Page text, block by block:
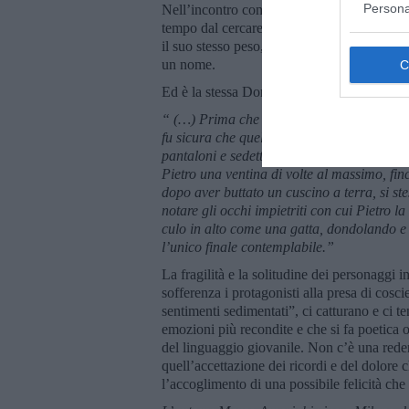
Nell’incontro con Dora, ”la ragazza che
tempo dal cercare la sua salvezza
il suo stesso peso, o fuggire da una
un nome.
Ed è la stessa Dora a destabilizzare
“ (…) Prima che accadesse, però, Dora si
fu sicura che quel ragazzo impacciato
pantaloni e sedette di nuovo, più
Pietro una ventina di volte al massimo,
dopo aver buttato un cuscino a terra, si
notare gli occhi impietriti con cui Pietro
culo in alto come una gatta, dondolando
l’unico finale contemplabile.”
La fragilità e la solitudine dei personaggi
sofferenza i protagonisti alla presa di
sentimenti sedimentati”, ci catturano e ci
emozioni più recondite e che si fa poetica
del linguaggio giovanile. Non c’è una
quell’accettazione dei ricordi e del dolore
l’accoglimento di una possibile felicità